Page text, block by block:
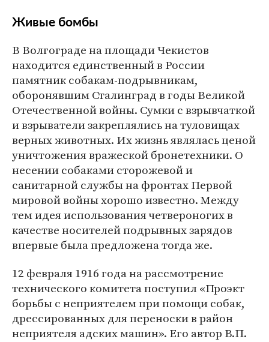
Живые бомбы
В Волгограде на площади Чекистов
находится единственный в России
памятник собакам-подрывникам,
оборонявшим Сталинград в годы Великой
Отечественной войны. Сумки с взрывчаткой
и взрыватели закреплялись на туловищах
верных животных. Их жизнь являлась ценой
уничтожения вражеской бронетехники. О
несении собаками сторожевой и
санитарной службы на фронтах Первой
мировой войны хорошо известно. Между
тем идея использования четвероногих в
качестве носителей подрывных зарядов
впервые была предложена тогда же.
12 февраля 1916 года на рассмотрение
технического комитета поступил «Проэкт
борьбы с неприятелем при помощи собак,
дрессированных для переноски в район
неприятеля адских машин». Его автор В.П.